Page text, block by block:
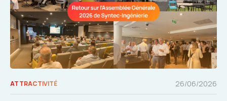
ATTRACTIVITÉ 26/06/2026